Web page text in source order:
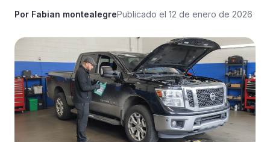
Por Fabian montealegrePublicado el 12 de enero de 2026